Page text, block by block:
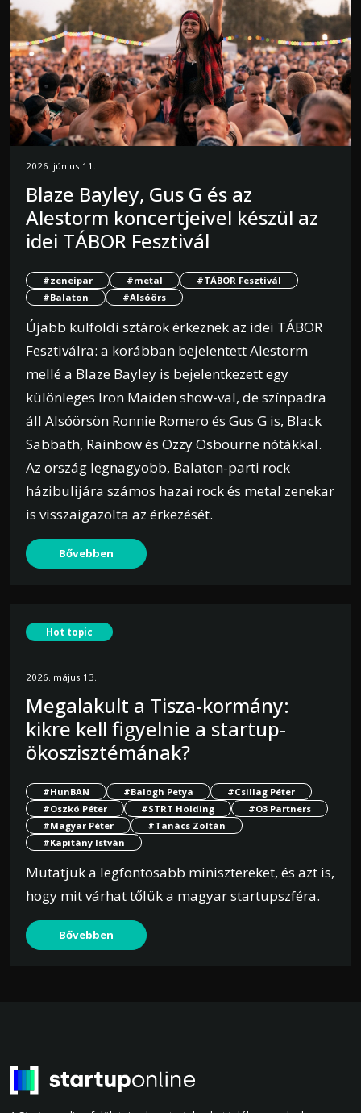
2026. június 11.
Blaze Bayley, Gus G és az
Alestorm koncertjeivel készül az
idei TÁBOR Fesztivál
#zeneipar #metal
#TÁBOR Fesztivál
#Balaton
#Alsóörs
Újabb külföldi sztárok érkeznek az idei TÁBOR
Fesztiválra: a korábban bejelentett Alestorm
mellé a Blaze Bayley is bejelentkezett egy
különleges Iron Maiden show-val, de színpadra
áll Alsóörsön Ronnie Romero és Gus G is, Black
Sabbath, Rainbow és Ozzy Osbourne nótákkal.
Az ország legnagyobb, Balaton-parti rock
házibulijára számos hazai rock és metal zenekar
is visszaigazolta az érkezését.
Bővebben
Hot topic
2026. május 13.
Megalakult a Tisza-kormány:
kikre kell figyelnie a startup-
ökoszisztémának?
#HunBAN #Balogh Petya
#Csillag Péter
#Oszkó Péter
#STRT Holding
#O3 Partners
#Magyar Péter
#Tanács Zoltán
#Kapitány István
Mutatjuk a legfontosabb minisztereket, és azt is,
hogy mit várhat tőlük a magyar startupszféra.
Bővebben